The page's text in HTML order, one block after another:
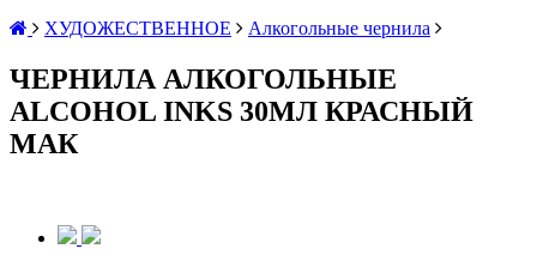
ХУДОЖЕСТВЕННОЕ
Алкогольные чернила
ЧЕРНИЛА АЛКОГОЛЬНЫЕ
ALCOHOL INKS 30МЛ КРАСНЫЙ
МАК